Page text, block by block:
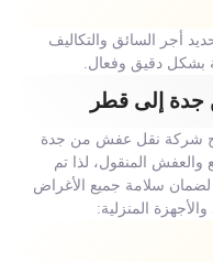
أجر السائق والتكاليف
بشكل دقيق وفعال.
إلى قطر
شركة نقل عفش من جدة
والعفش المنقول، لذا تم
سلامة جميع الأغراض
المنزلية: